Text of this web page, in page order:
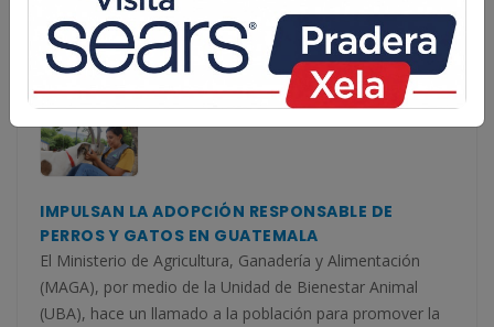
durante esta semana. Ante estas condiciones, el
Ministerio de Agricultura, Ganadería y Alimentación
(MAGA) emite recomendaciones a...
IMPULSAN LA ADOPCIÓN RESPONSABLE DE
PERROS Y GATOS EN GUATEMALA
El Ministerio de Agricultura, Ganadería y Alimentación
(MAGA), por medio de la Unidad de Bienestar Animal
(UBA), hace un llamado a la población para promover la